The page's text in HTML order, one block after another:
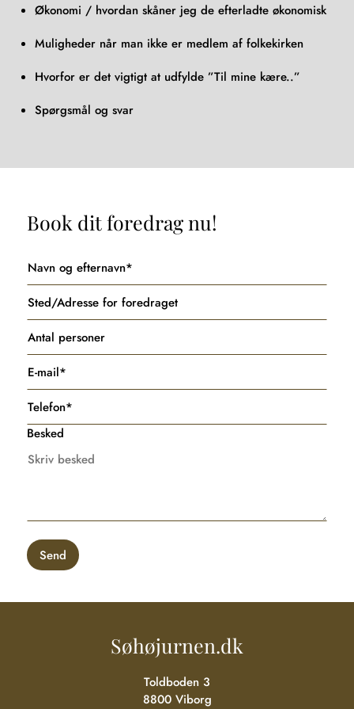
Økonomi / hvordan skåner jeg de efterladte økonomisk
Muligheder når man ikke er medlem af folkekirken
Hvorfor er det vigtigt at udfylde ”Til mine kære..”
Spørgsmål og svar
Book dit foredrag nu!
Besked
Søhøjurnen.dk
Toldboden 3
8800 Viborg